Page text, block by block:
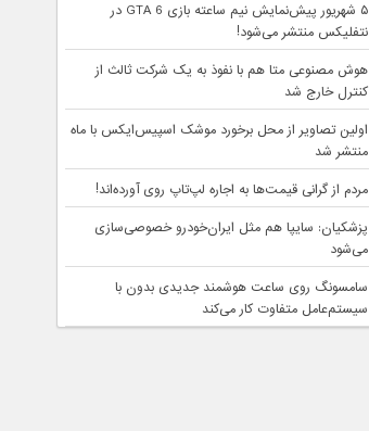
۵ شهریور پیش‌نمایش نیم ساعته بازی GTA 6 در
نتفلیکس منتشر می‌شود!
هوش مصنوعی متا هم با نفوذ به یک شرکت ثالث از
کنترل خارج شد
اولین تصاویر از محل برخورد موشک اسپیس‌ایکس با ماه
منتشر شد
مردم از گرانی قیمت‌ها به اجاره لپ‌تاپ روی آورده‌اند!
پزشکیان: سایپا هم مثل ایران‌خودرو خصوصی‌سازی
می‌شود
سامسونگ روی ساعت هوشمند جدیدی بدون با
سیستم‌عامل متفاوت کار می‌کند